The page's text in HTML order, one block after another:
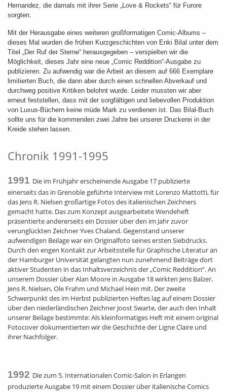
Hernandez, die damals mit ihrer Serie „Love & Rockets“ für Furore
sorgten.
Mit der Herausgabe eines weiteren großformatigen Comic-Albums –
dieses Mal wurden die frühen Kurzgeschichten von Enki Bilal unter dem
Titel „Der Ruf der Sterne“ herausgegeben – verspielten wir die
Möglichkeit, dieses Jahr eine neue „Comic Reddition“-Ausgabe zu
publizieren. Zu aufwendig war die Arbeit an diesem auf 666 Exemplare
limitierten Buch, die dann aber durch einen schnellen Abverkauf und
durchweg positive Kritiken belohnt wurde. Leider mussten wir aber
erneut feststellen, dass mit der sorgfältigen und liebevollen Produktion
von Luxus-Büchern keine müde Mark zu verdienen ist. Das Bilal-Buch
sollte uns für die kommenden zwei Jahre bei unserer Druckerei in der
Kreide stehen lassen.
Chronik 1991-1995
1991 Die im Frühjahr erscheinende Ausgabe 17 publizierte
einerseits das in Grenoble geführte Interview mit Lorenzo Mattotti, für
das Jens R. Nielsen großartige Fotos des italienischen Zeichners
gemacht hatte. Das zum Konzept ausgearbeitete Wendeheft
präsentierte andererseits ein Dossier über den im Jahr zuvor
verunglückten Zeichner Yves Chaland. Gegenstand unserer
aufwendigen Beilage war ein Originalfoto seines ersten Siebdrucks.
Durch den engen Kontakt zur Arbeitsstelle für Graphische Literatur an
der Hamburger Universität gelangten nun zunehmend Beiträge dort
aktiver Studenten in das Inhaltsverzeichnis der „Comic Reddition“. An
unserem Dossier über Alan Moore in Ausgabe 18 wirkten Jens Balzer,
Jens R. Nielsen, Ole Frahm und Michael Hein mit. Der zweite
Schwerpunkt des im Herbst publizierten Heftes lag auf einem Dossier
über den niederländischen Zeichner Joost Swarte, der auch den Inhalt
unserer Beilage bestimmte: Als kleinformatiges Heft mit einem original
Fotocover dokumentierten wir die Geschichte der Ligne Claire und
ihrer Nachfolger.
1992 Die zum 5. Internationalen Comic-Salon in Erlangen
produzierte Ausgabe 19 mit einem Dossier über italienische Comics